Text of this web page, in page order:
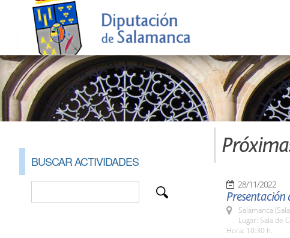
BUSCAR ACTIVIDADES
28/11/2022
Presentación
Salamanca
Lugar: Sala de
Hora: 10:30 h.